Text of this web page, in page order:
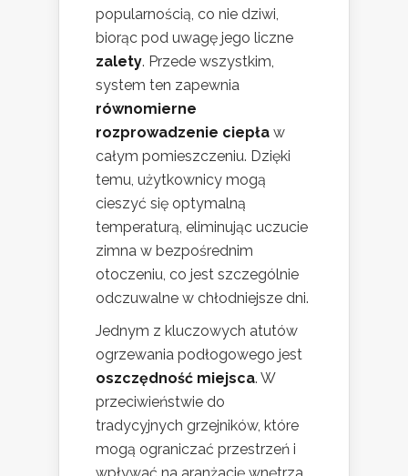
popularnością, co nie dziwi,
biorąc pod uwagę jego liczne
zalety. Przede wszystkim,
system ten zapewnia
równomierne
rozprowadzenie ciepła w
całym pomieszczeniu. Dzięki
temu, użytkownicy mogą
cieszyć się optymalną
temperaturą, eliminując uczucie
zimna w bezpośrednim
otoczeniu, co jest szczególnie
odczuwalne w chłodniejsze dni.
Jednym z kluczowych atutów
ogrzewania podłogowego jest
oszczędność miejsca. W
przeciwieństwie do
tradycyjnych grzejników, które
mogą ograniczać przestrzeń i